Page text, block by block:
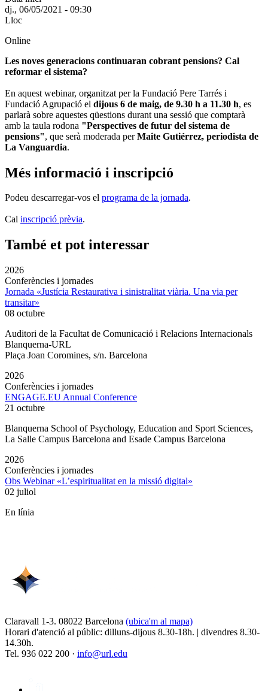
dj., 06/05/2021 - 09:30
Lloc
Online
Les noves generacions continuaran cobrant pensions? Cal
reformar el sistema?
En aquest webinar, organitzat per la Fundació Pere Tarrés i
Fundació Agrupació el dijous 6 de maig, de 9.30 h a 11.30 h, es
parlarà sobre aquestes qüestions durant una sessió que comptarà
amb la taula rodona "Perspectives de futur del sistema de
pensions", que serà moderada perMaite Gutiérrez, periodista de
La Vanguardia.
Més informació i inscripció
Podeu descarregar-vos el programa de la jornada.
Cal inscripció prèvia.
També et pot interessar
2026
Conferències i jornades
Jornada «Justícia Restaurativa i sinistralitat viària. Una via per
transitar»
08 octubre
Auditori de la Facultat de Comunicació i Relacions Internacionals
Blanquerna-URL
Plaça Joan Coromines, s/n. Barcelona
2026
Conferències i jornades
ENGAGE.EU Annual Conference
21 octubre
Blanquerna School of Psychology, Education and Sport Sciences,
La Salle Campus Barcelona and Esade Campus Barcelona
2026
Conferències i jornades
Obs Webinar «L’espiritualitat en la missió digital»
02 juliol
En línia
Claravall 1-3. 08022 Barcelona (ubica'm al mapa)
Horari d'atenció al públic: dilluns-dijous 8.30-18h. | divendres 8.30-
14.30h.
Tel. 936 022 200 · info@url.edu